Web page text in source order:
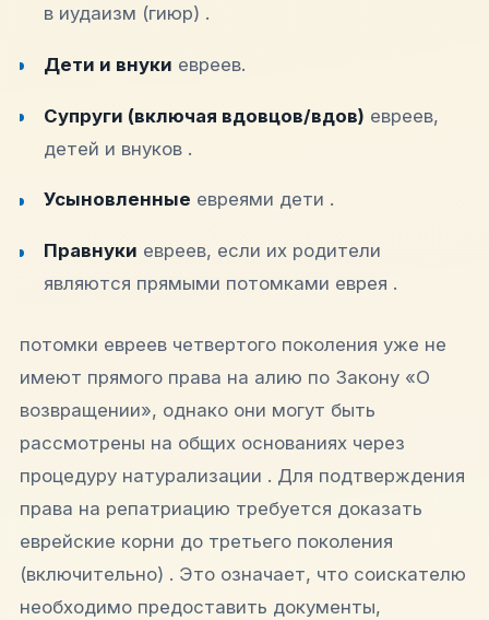
в иудаизм (гиюр) .
Дети и внуки евреев.
Супруги (включая вдовцов/вдов) евреев,
детей и внуков .
Усыновленные евреями дети .
Правнуки евреев, если их родители
являются прямыми потомками еврея .
потомки евреев четвертого поколения уже не
имеют прямого права на алию по Закону «О
возвращении», однако они могут быть
рассмотрены на общих основаниях через
процедуру натурализации . Для подтверждения
права на репатриацию требуется доказать
еврейские корни до третьего поколения
(включительно) . Это означает, что соискателю
необходимо предоставить документы,